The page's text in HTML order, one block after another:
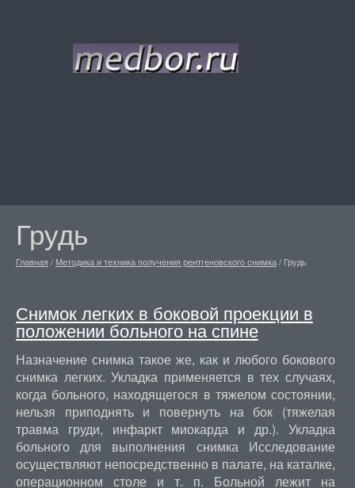
Грудь
Главная / Методика и техника получения рентгеновского снимка/ Грудь
Снимок легких в боковой проекции в
положении больного на спине
Назначение снимка такое же, как и любого бокового
снимка легких. Укладка применяется в тех случаях,
когда больного, находящегося в тяжелом состоянии,
нельзя приподнять и повернуть на бок (тяжелая
травма груди, инфаркт миокарда и др.). Укладка
больного для выполнения снимка Исследование
осуществляют непосредственно в палате, на каталке,
операционном столе и т. п. Больной лежит на